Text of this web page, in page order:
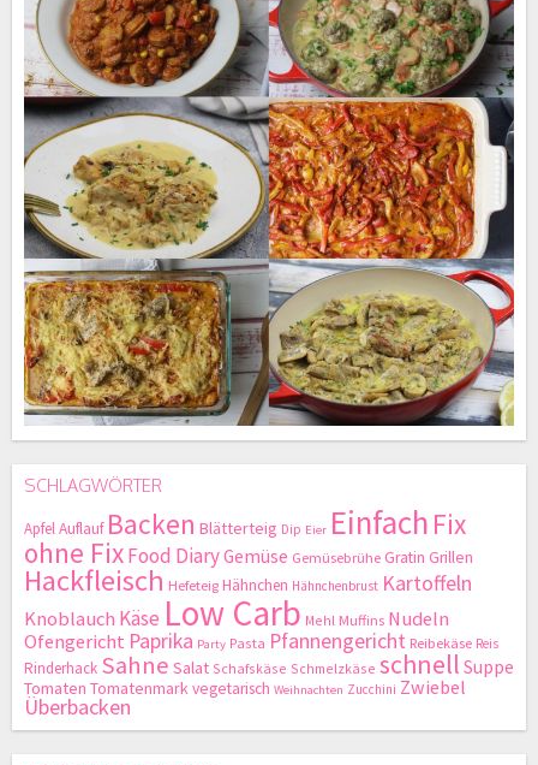
SCHLAGWÖRTER
ApfelAuflauf Backen Blätterteig Dip Eier Einfach Fix
ohne FixFood DiaryGemüse Gemüsebrühe Gratin Grillen
Hackfleisch Hefeteig Hähnchen Hähnchenbrust Kartoffeln
Knoblauch Käse Low Carb Mehl Muffins Nudeln
Ofengericht Paprika Party Pasta Pfannengericht Reibekäse Reis
Rinderhack Sahne Salat Schafskäse Schmelzkäse schnell Suppe
Tomaten Tomatenmarkvegetarisch Weihnachten Zucchini Zwiebel
Überbacken